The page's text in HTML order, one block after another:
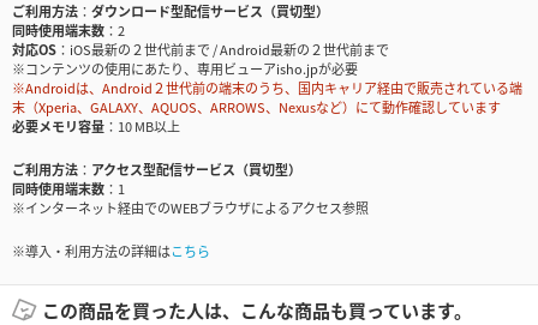
ご利用方法
ダウンロード型配信サービス（買切型）
同時使用端末数
2
対応OS
iOS最新の２世代前まで / Android最新の２世代前まで
※コンテンツの使用にあたり、専用ビューアisho.jpが必要
※Androidは、Android２世代前の端末のうち、国内キャリア経由で販売されている端
末（Xperia、GALAXY、AQUOS、ARROWS、Nexusなど）にて動作確認しています
必要メモリ容量
10 MB以上
ご利用方法
アクセス型配信サービス（買切型）
同時使用端末数
1
※インターネット経由でのWEBブラウザによるアクセス参照
※導入・利用方法の詳細はこちら
この商品を買った人は、こんな商品も買っています。